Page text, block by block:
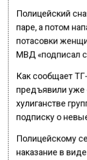
Полицейский
паре, а потом
потасовки
МВД «подписал
Как сообщает
предъявили уже
хулиганстве
подписку о
Полицейскому
наказание в